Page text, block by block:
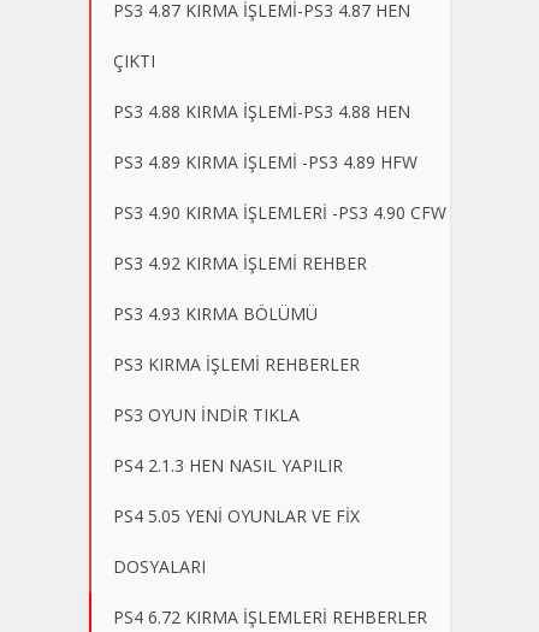
PS3 4.87 KIRMA İŞLEMİ-PS3 4.87 HEN
ÇIKTI
PS3 4.88 KIRMA İŞLEMİ-PS3 4.88 HEN
PS3 4.89 KIRMA İŞLEMİ -PS3 4.89 HFW
PS3 4.90 KIRMA İŞLEMLERİ -PS3 4.90 CFW
PS3 4.92 KIRMA İŞLEMİ REHBER
PS3 4.93 KIRMA BÖLÜMÜ
PS3 KIRMA İŞLEMİ REHBERLER
PS3 OYUN İNDİR TIKLA
PS4 2.1.3 HEN NASIL YAPILIR
PS4 5.05 YENİ OYUNLAR VE FİX
DOSYALARI
PS4 6.72 KIRMA İŞLEMLERİ REHBERLER